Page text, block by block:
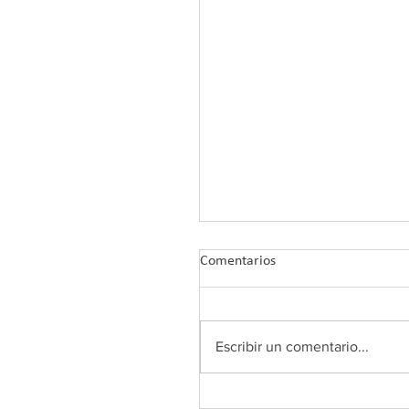
Comentarios
Escribir un comentario...